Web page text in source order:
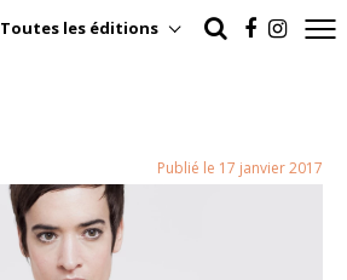
Toutes les éditions
Publié le 17 janvier 2017